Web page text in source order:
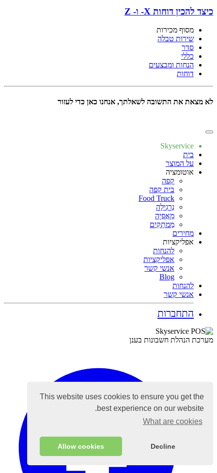
This website uses cookies to ensure you get the
best experience on our website.
What are cookies
Decline
Allow cookies
כיצד להכין דוחות X- ו- Z
מסוף מכירות
שירות טבלה
סדר
כללי
הנחות ומבצעים
דוחות
לא מצאת את התשובה לשאלתך, אנחנו כאן כדי לעזור
Skyservice
בית
על המוצר
אוטומציה
קפה
בית קפה
Food Truck
נַרגִילָה
מַאֲפִיָה
מַמתָקִים
מחירים
אפליקציות
להנחות
אפליקציות
אנשי קשר
Blog
להנחות
אנשי קשר
התחברות
מערכת הנהלת חשבונות בענן